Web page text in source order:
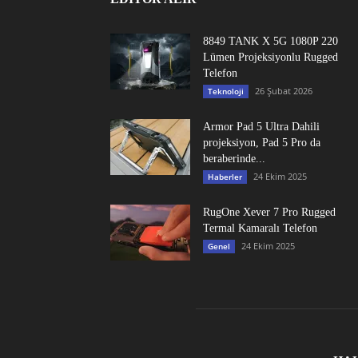
8849 TANK X 5G 1080P 220
Lümen Projeksiyonlu Rugged
Telefon
Teknoloji 26 Şubat 2026
Armor Pad 5 Ultra Dahili
projeksiyon, Pad 5 Pro da
beraberinde...
Haberler 24 Ekim 2025
RugOne Xever 7 Pro Rugged
Termal Kamaralı Telefon
Genel 24 Ekim 2025